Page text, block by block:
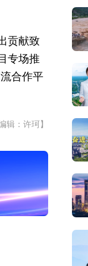
贡献致
专场推
合作平
辑：许珂】